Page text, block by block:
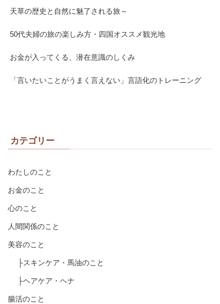
天草の歴史と自然に魅了される旅～
50代夫婦の旅の楽しみ方・四国オススメ観光地
お金が入ってくる、潜在意識のしくみ
「言いたいことがうまく言えない」言語化のトレーニング
カテゴリー
わたしのこと
お金のこと
心のこと
人間関係のこと
美容のこと
├スキンケア・馬油のこと
├ヘアケア・ヘナ
腸活のこと